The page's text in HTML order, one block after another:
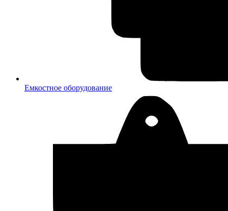
Емкостное оборудование